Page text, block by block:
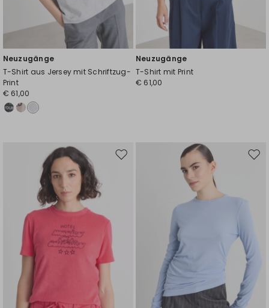
Neuzugänge
T-Shirt aus Jersey mit Schriftzug-
Print
€ 61,00
Neuzugänge
T-Shirt mit Print
€ 61,00
Auf
Auf